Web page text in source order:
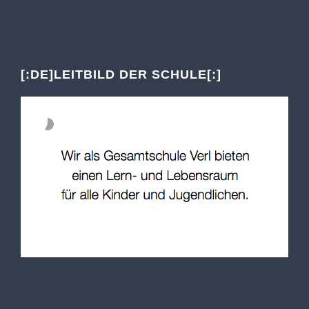
[:DE]LEITBILD DER SCHULE[:]